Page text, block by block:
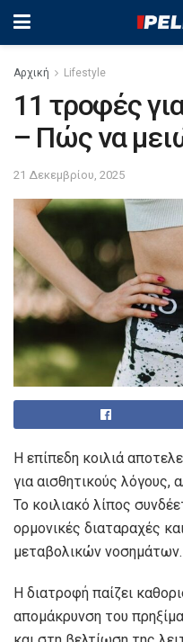
Αρχική Lifestyle
11 τροφές
– Πώς να
21 Δεκεμβρίου, 2025
Η επίπεδη κοιλιά
για αισθητικούς λόγους,
Το κοιλιακό λίπος
ορμονικές διαταραχές
μεταβολικών νοσημάτων.
Η διατροφή παίζει
απομάκρυνση του